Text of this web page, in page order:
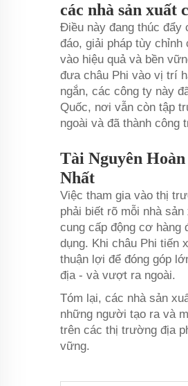
các nhà sản xuất
Điều này đang thúc đẩy
đáo, giải pháp tùy
vào hiệu quả và bền
đưa châu Phi vào vị trí
ngắn, các công ty này
Quốc, nơi vẫn còn tập
ngoài và đã thành công
Tài Nguyên
Nhất
Việc tham gia vào thị
phải biết rõ mỗi nhà
cung cấp động cơ hàng
dụng. Khi châu Phi tiến
thuận lợi để đóng góp
địa - và vượt ra ngoài.
Tóm lại, các nhà sản
những người tạo ra và
trên các thị trường địa
vững.